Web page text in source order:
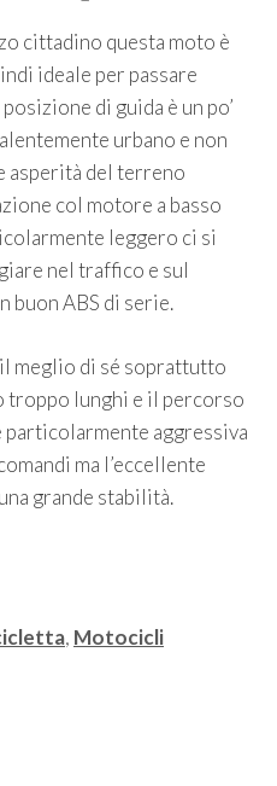
cittadino questa moto è
ideale per passare
di guida è un po’
urbano e non
asperità del terreno
col motore a basso
leggero ci si
nel traffico e sul
buon ABS di serie.
meglio di sé soprattutto
troppo lunghi e il percorso
particolarmente aggressiva
ma l’eccellente
grande stabilità.
, Motocicli